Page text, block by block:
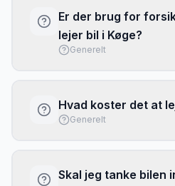
større bil kun hvis du
mange passagerer.
Er der brug for
lejer bil i Køge?
Generelt
at købe fuld dækning
rejseforsikring. Tjek
Hvad koster det at
Generelt
ovenfor for at se
Skal jeg tanke bilen